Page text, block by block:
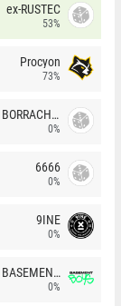
ex-RUSTEC
53%
Procyon
73%
BORRACHEIROS
0%
6666
0%
9INE
0%
BASEMENT BOYS
0%